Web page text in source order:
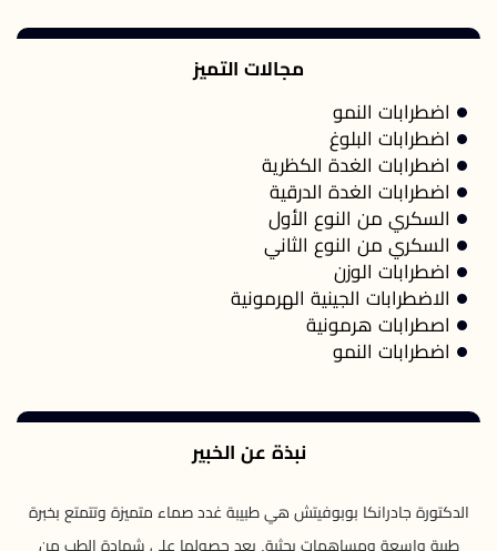
مجالات التميز
اضطرابات النمو
اضطرابات البلوغ
اضطرابات الغدة الكظرية
اضطرابات الغدة الدرقية
السكري من النوع الأول
السكري من النوع الثاني
اضطرابات الوزن
الاضطرابات الجينية الهرمونية
اصطرابات هرمونية
اضطرابات النمو
نبذة عن الخبير
الدكتورة جادرانكا بوبوفيتش هي طبيبة غدد صماء متميزة وتتمتع بخبرة
طبية واسعة ومساهمات بحثية. بعد حصولها على شهادة الطب من